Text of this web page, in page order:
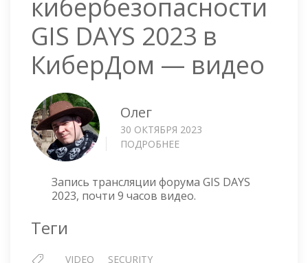
кибербезопасности
GIS DAYS 2023 в
КиберДом — видео
Олег
30 ОКТЯБРЯ 2023
ПОДРОБНЕЕ
GIS
DAYS
Запись трансляции форума GIS DAYS
2023, почти 9 часов видео.
Теги
VIDEO SECURITY